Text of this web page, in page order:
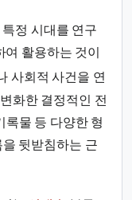
특정 시대를 연구
여 활용하는 것이
사회적 사건을 연
화한 결정적인 전
록물 등 다양한 형
뒷받침하는 근